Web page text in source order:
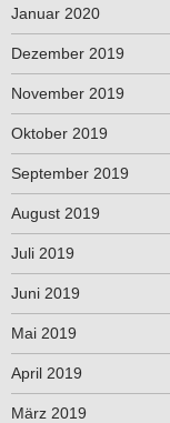
Januar 2020
Dezember 2019
November 2019
Oktober 2019
September 2019
August 2019
Juli 2019
Juni 2019
Mai 2019
April 2019
März 2019